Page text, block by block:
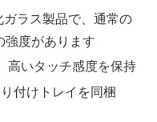
ラス製品で、通常の
強度があります
高いタッチ感度を保持
付けトレイを同梱